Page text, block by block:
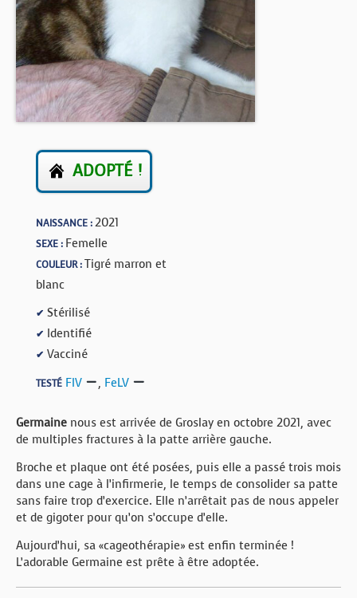
BOUTIQUE
FORUM
ADOPTÉ !
NAISSANCE :2021
SEXE : Femelle
COULEUR :Tigré marron et
blanc
✔ Stérilisé
✔ Identifié
✔ Vacciné
TESTÉ FIV , FeLV
Germaine nous est arrivée de Groslay en octobre 2021, avec
de multiples fractures à la patte arrière gauche.
Broche et plaque ont été posées, puis elle a passé trois mois
dans une cage à l’infirmerie, le temps de consolider sa patte
sans faire trop d’exercice. Elle n’arrêtait pas de nous appeler
et de gigoter pour qu’on s’occupe d’elle.
Aujourd’hui, sa «cageothérapie» est enfin terminée !
L’adorable Germaine est prête à être adoptée.